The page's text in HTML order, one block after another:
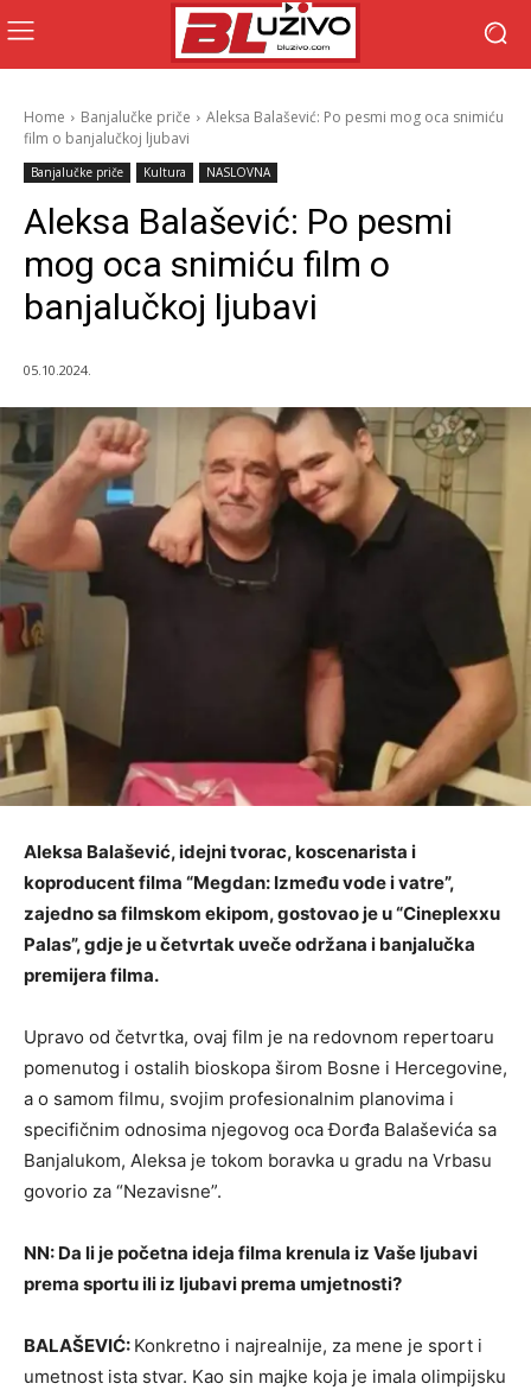
Home Banjalučke priče
Aleksa Balašević: Po pesmi mog oca snimiću
film o banjalučkoj ljubavi
Banjalučke priče Kultura NASLOVNA
Aleksa Balašević: Po pesmi
mog oca snimiću film o
banjalučkoj ljubavi
05.10.2024.
Aleksa Balašević, idejni tvorac, koscenarista i
koproducent filma “Megdan: Između vode i vatre”,
zajedno sa filmskom ekipom, gostovao je u “Cineplexxu
Palas”, gdje je u četvrtak uveče održana i banjalučka
premijera filma.
Upravo od četvrtka, ovaj film je na redovnom repertoaru
pomenutog i ostalih bioskopa širom Bosne i Hercegovine,
a o samom filmu, svojim profesionalnim planovima i
specifičnim odnosima njegovog oca Đorđa Balaševića sa
Banjalukom, Aleksa je tokom boravka u gradu na Vrbasu
govorio za “Nezavisne”.
NN: Da li je početna ideja filma krenula iz Vaše ljubavi
prema sportu ili iz ljubavi prema umjetnosti?
BALAŠEVIĆ: Konkretno i najrealnije, za mene je sport i
umetnost ista stvar. Kao sin majke koja je imala olimpijsku